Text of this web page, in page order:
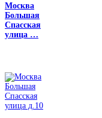
Москва
Большая
Спасская
улица …